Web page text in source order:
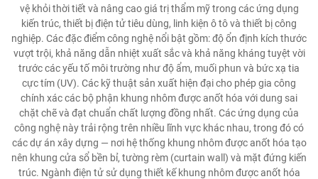
vệ khỏi thời tiết và nâng cao giá trị thẩm mỹ trong các ứng dụng
kiến trúc, thiết bị điện tử tiêu dùng, linh kiện ô tô và thiết bị công
nghiệp. Các đặc điểm công nghệ nổi bật gồm: độ ổn định kích thước
vượt trội, khả năng dẫn nhiệt xuất sắc và khả năng kháng tuyệt vời
trước các yếu tố môi trường như độ ẩm, muối phun và bức xạ tia
cực tím (UV). Các kỹ thuật sản xuất hiện đại cho phép gia công
chính xác các bộ phận khung nhôm được anốt hóa với dung sai
chặt chẽ và đạt chuẩn chất lượng đồng nhất. Các ứng dụng của
công nghệ này trải rộng trên nhiều lĩnh vực khác nhau, trong đó có
các dự án xây dựng — nơi hệ thống khung nhôm được anốt hóa tạo
nên khung cửa sổ bền bỉ, tường rèm (curtain wall) và mặt đứng kiến
trúc. Ngành điện tử sử dụng thiết kế khung nhôm được anốt hóa